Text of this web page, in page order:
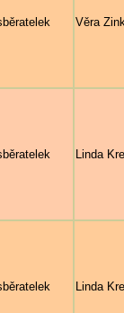
Věra
Linda
Linda